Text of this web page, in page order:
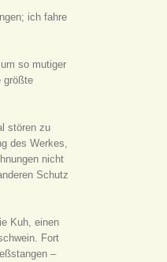
ich fahre
so mutiger
größte
stören zu
des Werkes,
nicht
Schutz
Kuh, einen
Fort
–